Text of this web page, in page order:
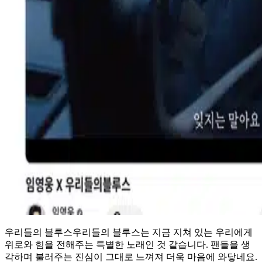
우리들의 블루스우리들의 블루스는 지금 지쳐 있는 우리에게
위로와 힘을 전해주는 특별한 노래인 것 같습니다. 팬들을 생
각하며 불러주는 진심이 그대로 느껴져 더욱 마음에 와닿네요.